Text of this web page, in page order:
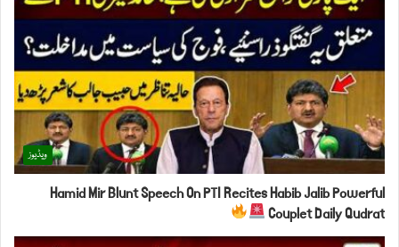
ویڈیوز
Hamid Mir Blunt Speech On PTI Recites Habib Jalib Powerful
Couplet Daily Qudrat